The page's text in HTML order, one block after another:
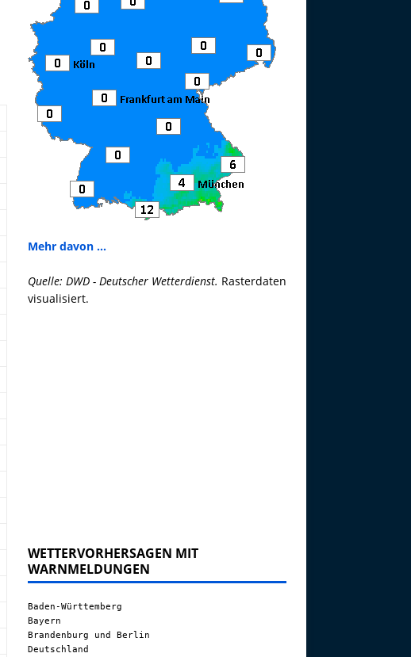
Mehr davon ...
Quelle: DWD - Deutscher Wetterdienst. Rasterdaten
visualisiert.
WETTERVORHERSAGEN MIT
WARNMELDUNGEN
Baden-Württemberg
Bayern
Brandenburg und Berlin
Deutschland